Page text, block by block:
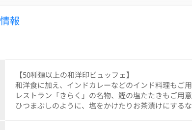
報
【50種類以上の和洋印ビュッフェ】
和洋食に加え、インドカレーなどのインド料理もご用
レストラン「きらく」の名物、鰹の塩たたきもご用意
ひつまぶしのように、塩をかけたりお茶漬けにする